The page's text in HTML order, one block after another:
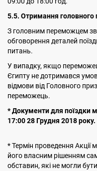
5.5. Отримання головного
З головним переможцем
обговорення деталей
питань.
У випадку, якщо
Єгипту не дотримався умов
відмови від Головного
переможець.
* Документи для поїздки
17:0028 Грудня 2018 року.
* Термін проведення Акції
його власним рішенням
обставин, які не могли